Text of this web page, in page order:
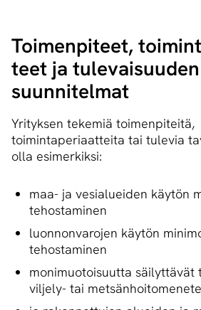
Toimenpiteet,
teet ja tulevaisuuden
suunnitelmat
Yrityksen tekemiä toimenpiteitä,
toimintaperiaatteita tai tulevia
olla esimerkiksi:
maa- ja vesialueiden käytön
tehostaminen
luonnonvarojen käytön
tehostaminen
monimuotoisuutta säilyttävät
viljely- tai